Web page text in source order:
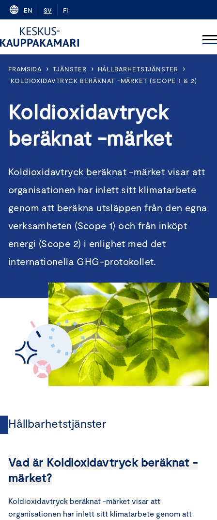
Skip
content
EN SV FI
FRAMSIDA › TJÄNSTER › HÅLLBARHETSTJÄNSTER ›
KOLDIOXIDAVTRYCK BERÄKNAT -MÄRKET (SCOPE 1 & 2)
Koldioxidavtryck
beräknat -märket
Koldioxidavtryck beräknat -märket visar att
organisationen har inlett sitt klimatarbete
genom att beräkna utsläppen från den egna
verksamheten (Scope 1) och från inköpt
energi (Scope 2) i enlighet med det
internationella GHG-protokollet.
Hållbarhetstjänster
Vad är Koldioxidavtryck beräknat -
märket?
Koldioxidavtryck beräknat -märket visar att
organisationen har inlett sitt klimatarbete genom att